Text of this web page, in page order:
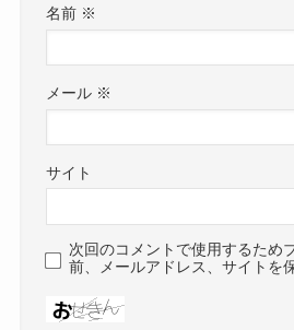
名前 ※
メール ※
サイト
次回のコメントで使用するため
前、メールアドレス、サイトを